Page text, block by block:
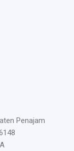
Penajam